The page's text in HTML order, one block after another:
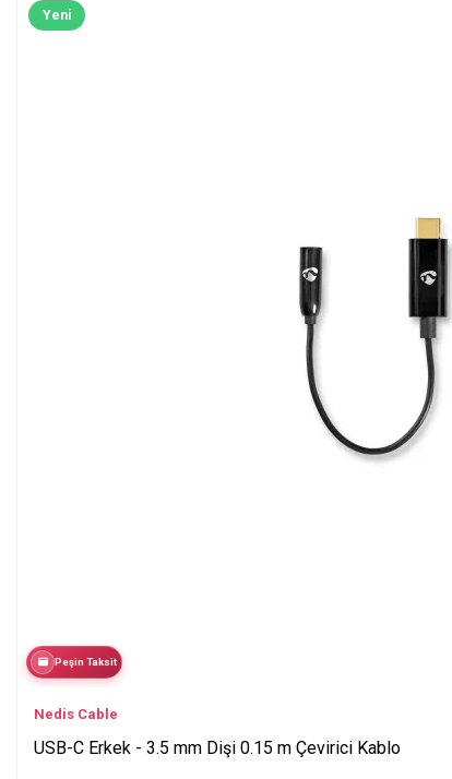
Yeni
Peşin Taksit
Nedis Cable
USB-C Erkek - 3.5 mm Dişi 0.15 m Çevirici Kablo